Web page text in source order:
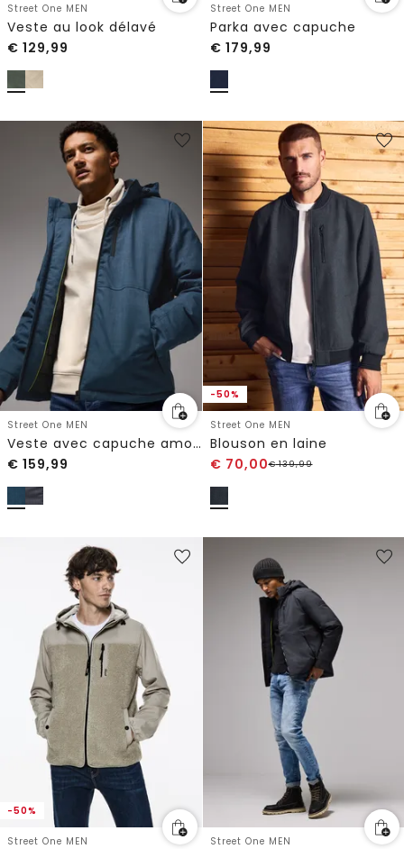
Street One MEN
Veste au look délavé
€ 129,99
Street One MEN
Parka avec capuche
€ 179,99
Street One MEN
Veste avec capuche amovible
€ 159,99
-50%
Street One MEN
Blouson en laine
€ 70,00€139,99
-50%
Street One MEN Street One MEN